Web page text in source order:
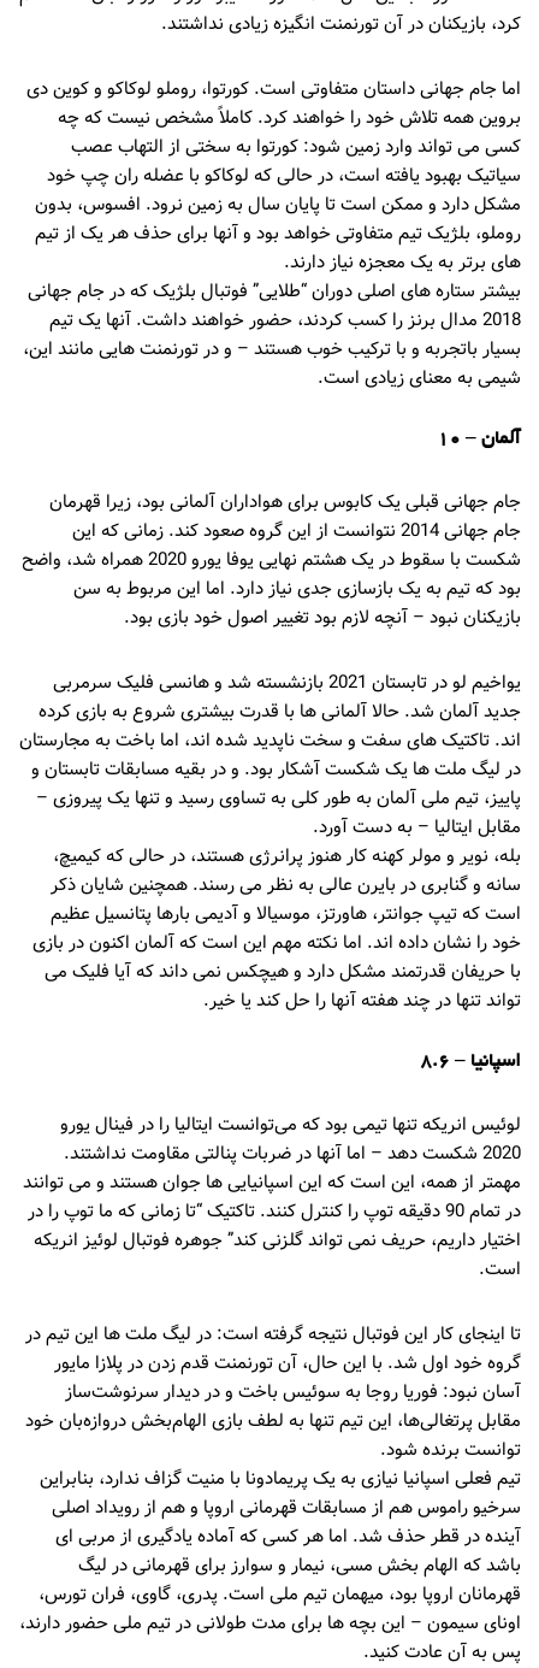
کرد، بازیکنان در آن تورنمنت انگیزه زیادی نداشتند.
اما جام جهانی داستان متفاوتی است. کورتوا، روملو لوکاکو و کوین دی
بروین همه تلاش خود را خواهند کرد. کاملاً مشخص نیست که چه
کسی می تواند وارد زمین شود: کورتوا به سختی از التهاب عصب
سیاتیک بهبود یافته است، در حالی که لوکاکو با عضله ران چپ خود
مشکل دارد و ممکن است تا پایان سال به زمین نرود. افسوس، بدون
روملو، بلژیک تیم متفاوتی خواهد بود و آنها برای حذف هر یک از تیم
های برتر به یک معجزه نیاز دارند.
بیشتر ستاره های اصلی دوران “طلایی” فوتبال بلژیک که در جام جهانی
2018 مدال برنز را کسب کردند، حضور خواهند داشت. آنها یک تیم
بسیار باتجربه و با ترکیب خوب هستند – و در تورنمنت هایی مانند این،
شیمی به معنای زیادی است.
آلمان – 10
جام جهانی قبلی یک کابوس برای هواداران آلمانی بود، زیرا قهرمان
جام جهانی 2014 نتوانست از این گروه صعود کند. زمانی که این
شکست با سقوط در یک هشتم نهایی یوفا یورو 2020 همراه شد، واضح
بود که تیم به یک بازسازی جدی نیاز دارد. اما این مربوط به سن
بازیکنان نبود – آنچه لازم بود تغییر اصول خود بازی بود.
یواخیم لو در تابستان 2021 بازنشسته شد و هانسی فلیک سرمربی
جدید آلمان شد. حالا آلمانی ها با قدرت بیشتری شروع به بازی کرده
اند. تاکتیک های سفت و سخت ناپدید شده اند، اما باخت به مجارستان
در لیگ ملت ها یک شکست آشکار بود. و در بقیه مسابقات تابستان و
پاییز، تیم ملی آلمان به طور کلی به تساوی رسید و تنها یک پیروزی –
مقابل ایتالیا – به دست آورد.
بله، نویر و مولر کهنه کار هنوز پرانرژی هستند، در حالی که کیمیچ،
سانه و گنابری در بایرن عالی به نظر می رسند. همچنین شایان ذکر
است که تیپ جوانتر، هاورتز، موسیالا و آدیمی بارها پتانسیل عظیم
خود را نشان داده اند. اما نکته مهم این است که آلمان اکنون در بازی
با حریفان قدرتمند مشکل دارد و هیچکس نمی داند که آیا فلیک می
تواند تنها در چند هفته آنها را حل کند یا خیر.
اسپانیا – 8.6
لوئیس انریکه تنها تیمی بود که می‌توانست ایتالیا را در فینال یورو
2020 شکست دهد – اما آنها در ضربات پنالتی مقاومت نداشتند.
مهمتر از همه، این است که این اسپانیایی ها جوان هستند و می توانند
در تمام 90 دقیقه توپ را کنترل کنند. تاکتیک “تا زمانی که ما توپ را در
اختیار داریم، حریف نمی تواند گلزنی کند” جوهره فوتبال لوئیز انریکه
است.
تا اینجای کار این فوتبال نتیجه گرفته است: در لیگ ملت ها این تیم در
گروه خود اول شد. با این حال، آن تورنمنت قدم زدن در پلازا مایور
آسان نبود: فوریا روجا به سوئیس باخت و در دیدار سرنوشت‌ساز
مقابل پرتغالی‌ها، این تیم تنها به لطف بازی الهام‌بخش دروازه‌بان خود
توانست برنده شود.
تیم فعلی اسپانیا نیازی به یک پریمادونا با منیت گزاف ندارد، بنابراین
سرخیو راموس هم از مسابقات قهرمانی اروپا و هم از رویداد اصلی
آینده در قطر حذف شد. اما هر کسی که آماده یادگیری از مربی ای
باشد که الهام بخش مسی، نیمار و سوارز برای قهرمانی در لیگ
قهرمانان اروپا بود، میهمان تیم ملی است. پدری، گاوی، فران تورس،
اونای سیمون – این بچه ها برای مدت طولانی در تیم ملی حضور دارند،
پس به آن عادت کنید.